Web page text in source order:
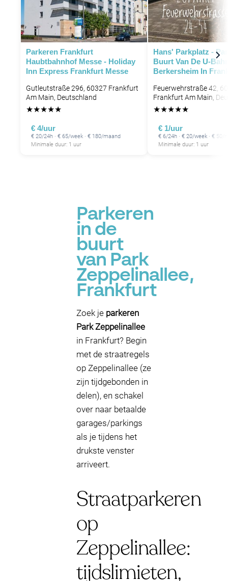
P
Parkeren Frankfurt
Haubtbahnhof Messe - Holiday
Inn Express Frankfurt Messe
Gutleutstraße 296, 60327 Frankfurt
Am Main, Deutschland
★★★★★
€ 4/uur
€ 20/24h · € 65/week · € 180/maand
Minimale duur: 1 uur
Hans' Parkplatz -
Buurt Van De U-
Berkersheim In
Feuerwehrstraße 42,
Frankfurt Am Main,
★★★★★
€ 1/uur
€ 6/24h · € 20/week · € 50/
Minimale duur: 1 uur
Parkeren
in de
buurt
van Park
Zeppelinallee,
Frankfurt
Zoek je parkeren
Park Zeppelinallee
in Frankfurt? Begin
met de straatregels
op Zeppelinallee (ze
zijn tijdgebonden in
delen), en schakel
over naar betaalde
garages/parkings
als je tijdens het
drukste venster
arriveert.
Straatparkeren
op
Zeppelinallee:
tijdslimieten,